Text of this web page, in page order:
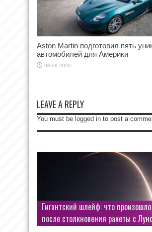
Aston Martin подготовил пять
автомобилей для Америки
08.08.2026
LEAVE A REPLY
You must be logged in to post a
Гигантский шлейф: что произошло
после столкновения ракеты с